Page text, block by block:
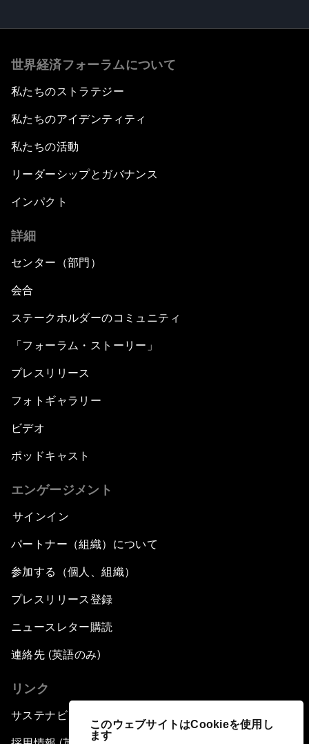
このウェブサイトはCookieを使用し
ます
世界経済フォーラムについて
私たちのストラテジー
私たちのアイデンティティ
私たちの活動
リーダーシップとガバナンス
インパクト
詳細
センター（部門）
会合
ステークホルダーのコミュニティ
「フォーラム・ストーリー」
プレスリリース
フォトギャラリー
ビデオ
ポッドキャスト
エンゲージメント
サインイン
パートナー（組織）について
参加する（個人、組織）
プレスリリース登録
ニュースレター購読
連絡先 (英語のみ)
リンク
サステナビリティへの取り組み